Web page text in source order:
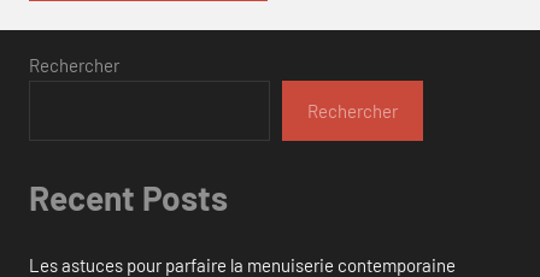
Rechercher
Rechercher
Recent Posts
Les astuces pour parfaire la menuiserie contemporaine